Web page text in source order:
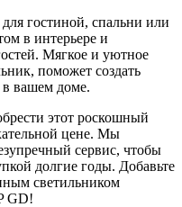
гостиной, спальни или
в интерьере и
Мягкое и уютное
поможет создать
в вашем доме.
этот роскошный
цене. Мы
сервис, чтобы
долгие годы. Добавьте
светильником
GD!